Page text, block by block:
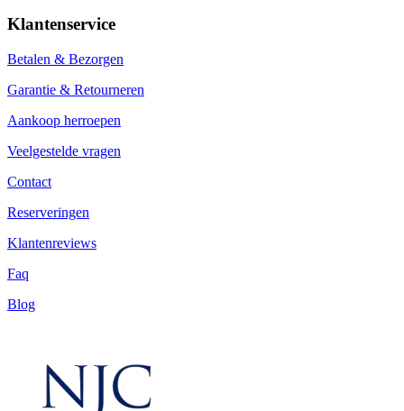
Klantenservice
Betalen & Bezorgen
Garantie & Retourneren
Aankoop herroepen
Veelgestelde vragen
Contact
Reserveringen
Klantenreviews
Faq
Blog